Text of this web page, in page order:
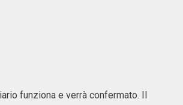
funziona e verrà confermato. Il